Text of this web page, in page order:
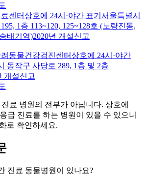
센터상호에 24시·야간 표기 서울특별시
1층 113~120, 125~128호 (노량진동,
배기역)2020년 개설신고
동물건강검진센터상호에 24시·야간
동작구 사당로 289, 1층 및 2층
개설신고
료 병원의 전부가 아닙니다. 상호에
급 진료를 하는 병원이 있을 수 있으니
로 확인하세요.
진료 동물병원이 있나요?